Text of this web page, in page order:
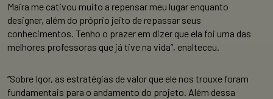
Maira me cativou muito a repensar meu lugar enquanto
designer, além do próprio jeito de repassar seus
conhecimentos. Tenho o prazer em dizer que ela foi uma das
melhores professoras que já tive na vida”, enalteceu.
“Sobre Igor, as estratégias de valor que ele nos trouxe foram
fundamentais para o andamento do projeto. Além dessa